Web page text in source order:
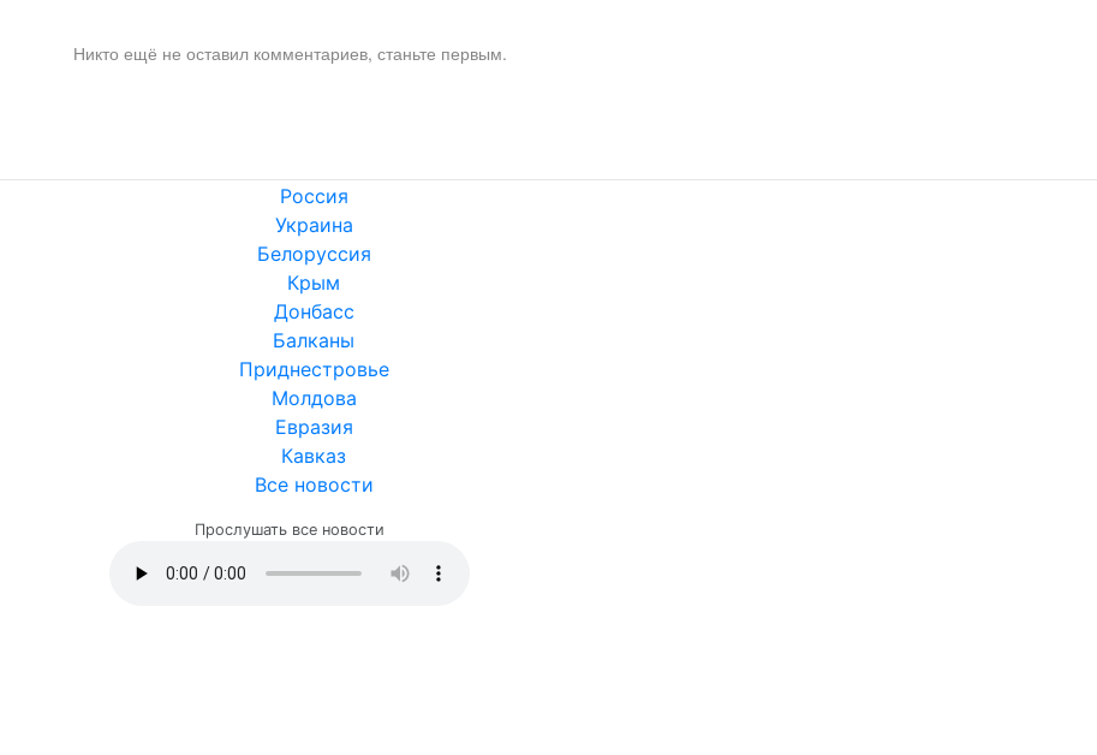
Никто ещё не оставил комментариев, станьте первым.
Россия
Украина
Белоруссия
Крым
Донбасс
Балканы
Приднестровье
Молдова
Евразия
Кавказ
Все новости
Прослушать все новости